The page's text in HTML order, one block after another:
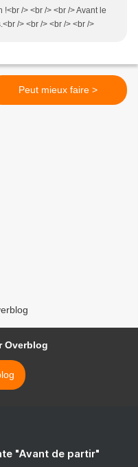
!<br /> <br /> <br /> Avant le
/> <br /> <br /> <br />
Peut mieux faire >
Overblog
"Avant de partir"